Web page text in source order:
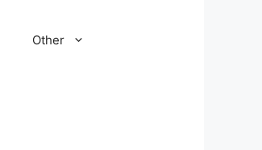
Other